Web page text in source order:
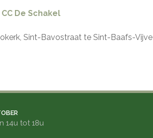
CC De Schakel
Sint-Bavostraat te Sint-Baafs-Vijve
14u tot 18u